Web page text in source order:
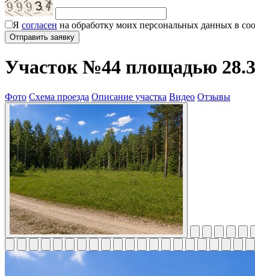
Я согласен на обработку моих персональных данных в
Участок №44 площадью
Фото Схема проезда Описание участка Видео Отзывы